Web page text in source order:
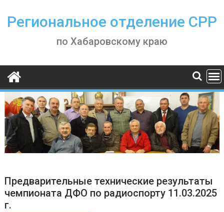
content
Региональное отделение СРР
по Хабаровскому краю
Предварительные технические результаты
чемпионата ДФО по радиоспорту 11.03.2025
г.